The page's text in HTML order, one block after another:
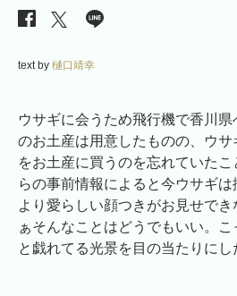
text by 樋口靖幸
ウサギに会うため飛行機で香川
のお土産は用意したものの、ウ
をお土産に買うのを忘れていた
らの事前情報によると今ウサギ
より愛らしい顔つきがお見せでき
ぁそんなことはどうでもいい。
と戯れてる光景を目の当たりにし